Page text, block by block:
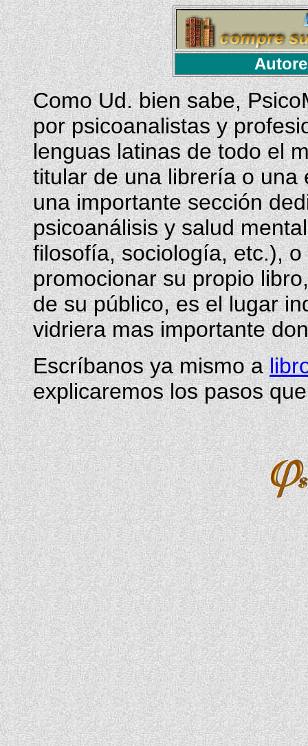
Como Ud. bien sabe,
por psicoanalistas y
lenguas latinas de todo el
titular de una librería o una
una importante sección
psicoanálisis y salud
filosofía, sociología, etc.),
promocionar su propio
de su público, es el lugar
vidriera mas importante
Escríbanos ya mismo a
explicaremos los pasos